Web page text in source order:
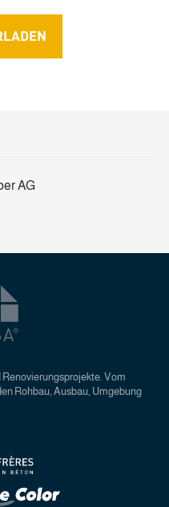
AG
Renovierungsprojekte. Vom
Rohbau, Ausbau, Umgebung